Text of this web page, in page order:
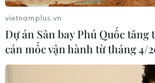
vietnamplus.vn
Dự án Sân bay Phú Quốc tăng
cán mốc vận hành từ tháng 4/